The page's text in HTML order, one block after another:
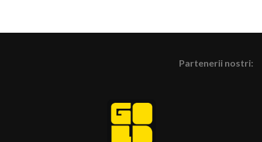
Partenerii nostri: